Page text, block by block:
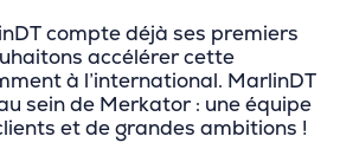
compte déjà ses premiers
accélérer cette
à l’international. MarlinDT
sein de Merkator : une équipe
et de grandes ambitions !